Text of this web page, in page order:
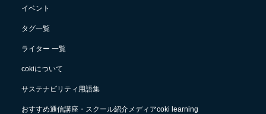
イベント
タグ一覧
ライター 一覧
cokiについて
サステナビリティ用語集
おすすめ通信講座・スクール紹介メディアcoki learning